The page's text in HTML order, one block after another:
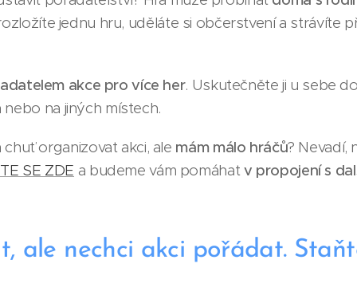
jednu hru, uděláte si občerstvení a strávíte
akce pro více her. Uskutečněte ji u sebe
na jiných místech.
organizovat akci, ale mám málo hráčů? Nevadí,
SE ZDE a budeme vám pomáhatv propojení s
ale nechci akci pořádat.